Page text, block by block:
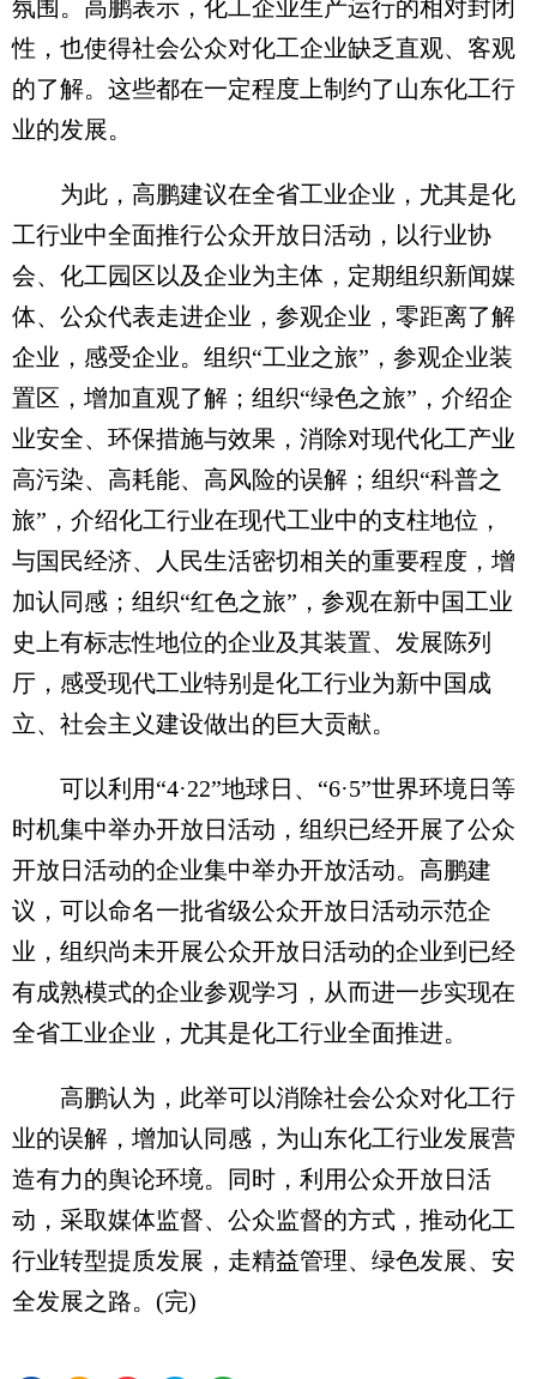
氛围。高鹏表示，化工企业生产运行的相对封闭
性，也使得社会公众对化工企业缺乏直观、客观
的了解。这些都在一定程度上制约了山东化工行
业的发展。
为此，高鹏建议在全省工业企业，尤其是化
工行业中全面推行公众开放日活动，以行业协
会、化工园区以及企业为主体，定期组织新闻媒
体、公众代表走进企业，参观企业，零距离了解
企业，感受企业。组织“工业之旅”，参观企业装
置区，增加直观了解；组织“绿色之旅”，介绍企
业安全、环保措施与效果，消除对现代化工产业
高污染、高耗能、高风险的误解；组织“科普之
旅”，介绍化工行业在现代工业中的支柱地位，
与国民经济、人民生活密切相关的重要程度，增
加认同感；组织“红色之旅”，参观在新中国工业
史上有标志性地位的企业及其装置、发展陈列
厅，感受现代工业特别是化工行业为新中国成
立、社会主义建设做出的巨大贡献。
可以利用“4·22”地球日、“6·5”世界环境日等
时机集中举办开放日活动，组织已经开展了公众
开放日活动的企业集中举办开放活动。高鹏建
议，可以命名一批省级公众开放日活动示范企
业，组织尚未开展公众开放日活动的企业到已经
有成熟模式的企业参观学习，从而进一步实现在
全省工业企业，尤其是化工行业全面推进。
高鹏认为，此举可以消除社会公众对化工行
业的误解，增加认同感，为山东化工行业发展营
造有力的舆论环境。同时，利用公众开放日活
动，采取媒体监督、公众监督的方式，推动化工
行业转型提质发展，走精益管理、绿色发展、安
全发展之路。(完)